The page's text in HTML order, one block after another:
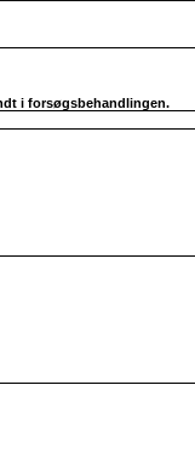
i forsøgsbehandlingen.